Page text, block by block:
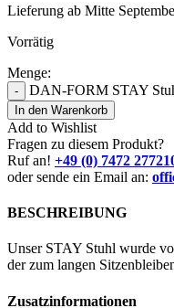
Lieferung ab Mitte
Vorrätig
Menge:
- DAN-FORM STAY
In den Warenkorb
Add to Wishlist
Fragen zu diesem Produkt?
Ruf an! +49 (0) 7472
oder sende ein Email an:
BESCHREIBUNG
Unser STAY Stuhl wurde
der zum langen
Zusatzinformationen